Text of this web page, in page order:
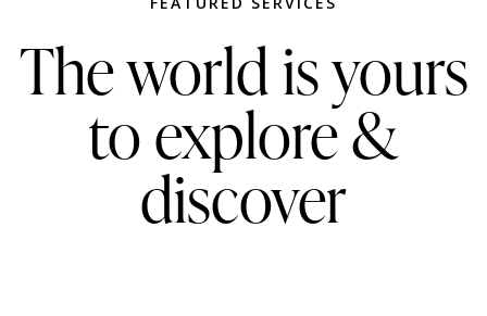
The world is yours
to explore &
discover